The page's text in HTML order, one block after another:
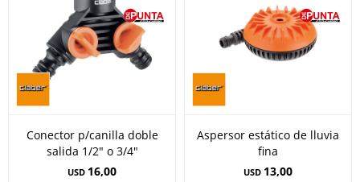
Conector p/canilla doble
salida 1/2" o 3/4"
USD 16,00
Aspersor estático de lluvia
fina
USD 13,00